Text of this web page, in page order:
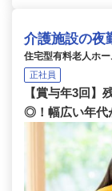
介護施設の夜
住宅型有料老人ホ
正社員
【賞与年3回】
◎！幅広い年代